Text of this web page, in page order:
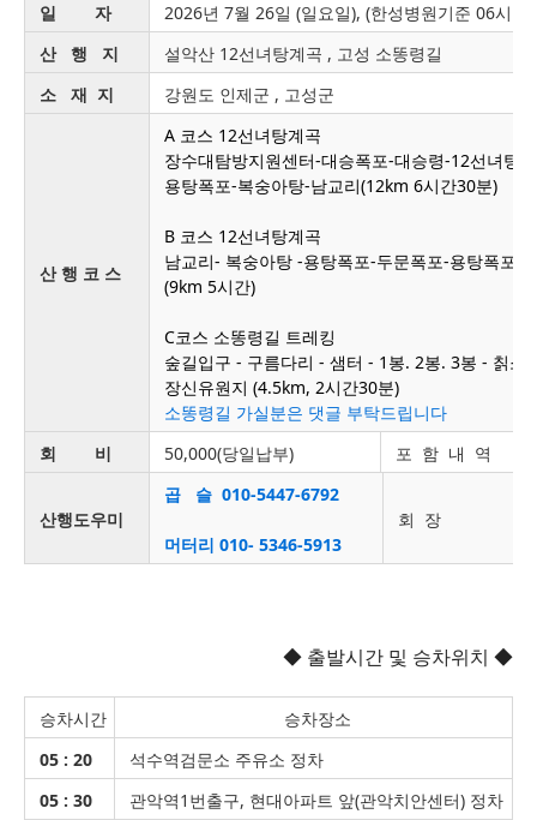
일 자
2026년 7월 26일 (일요일), (한성병원기준 06시출
산 행 지
설악산 12선녀탕계곡 , 고성 소똥령길
소 재 지
강원도 인제군 , 고성군
산 행 코 스
A 코스 12선녀탕계곡
장수대탐방지원센터-대승폭포-대승령-12선녀탕
용탕폭포-복숭아탕-남교리(12km 6시간30분)
B 코스 12선녀탕계곡
남교리- 복숭아탕 -용탕폭포-두문폭포-용탕폭포-
(9km 5시간)
C코스 소똥령길 트레킹
숲길입구 - 구름다리 - 샘터 - 1봉. 2봉. 3봉 - 칡소
장신유원지 (4.5km, 2시간30분)
소똥령길 가실분은 댓글 부탁드립니다
회 비
50,000(당일납부) 포 함 내 역
산행도우미
곱 슬 010-5447-6792
머터리 010- 5346-5913
회 장
◆ 출발시간 및 승차위치 ◆
승차시간
승차장소
05 : 20
석수역검문소 주유소 정차
05 : 30
관악역1번출구, 현대아파트 앞(관악치안센터) 정차